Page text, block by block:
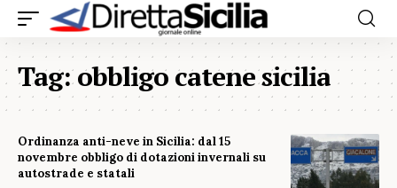
Tag:obbligo catene sicilia
Ordinanza anti-neve in Sicilia: dal 15
novembre obbligo di dotazioni invernali su
autostrade e statali